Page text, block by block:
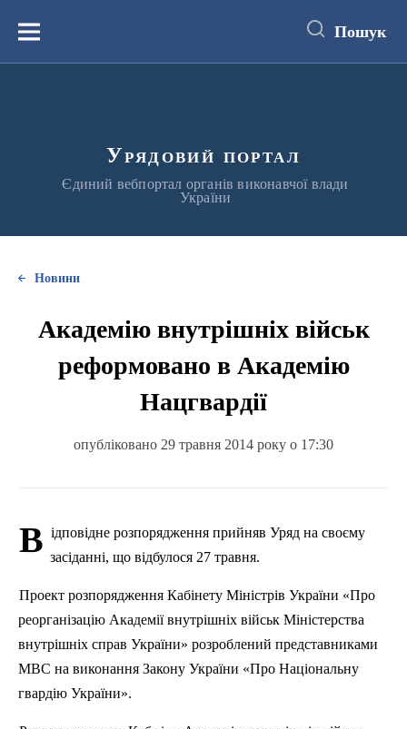
вмістуМеню Пошук
Урядовий портал
Єдиний вебпортал органів виконавчої влади
України
Новини
Академію внутрішніх військ
реформовано в Академію
Нацгвардії
опубліковано 29 травня 2014 року о 17:30
В ідповідне розпорядження прийняв Уряд на своєму
засіданні, що відбулося 27 травня.
Проект розпорядження Кабінету Міністрів України «Про
реорганізацію Академії внутрішніх військ Міністерства
внутрішніх справ України» розроблений представниками
МВС на виконання Закону України «Про Національну
гвардію України».